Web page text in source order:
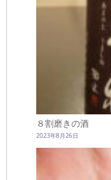
８割磨きの酒
2023年8月26日